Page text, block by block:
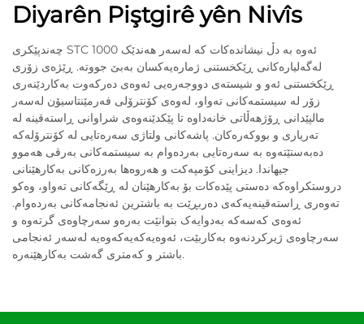
Diyarên Piştgirê yên Nivîs
چەندپێکری STC 1000 ئەوە بە دڵ نیشاندەکات کە لەسەر هەندێک
لەگەلیارەکانی ڕێکخستنی ژمارەیەکسان بەبێ جووتە. ڕێژەی زۆری
ڕێکخستنی ئەو و شیستەی دووجەرەیی ئەوەی دەرکەوت بەکاردێنەری
زۆر لە سیستمەکانی تەواو، لەوەی کۆنترۆلی فەرمێنتاسیۆن لەسەر
مالپێدانی ڕۆژهەڵاتی خانەداوە تا پێکدێنەوەی شراوانی ڕاستەقینە لە
تەریاری و بووکەرەکان. پاشەکانی ولتاژی سەرەتایی لە کۆنترۆلەکە
دەبەستێتەوە بە سەرەتایی بەردەوام بە سیستمەکانی بەرقی هەموو
جیهاندا. دیزاینی کۆمپەکت و هەروەها بەرزەکانی بەکارهێنانی
دروستکراوەکە دەستی پێدەکات بۆ بەکارهێنان لە ڕێگەکانی تەواو، وەکو
تەوەری ڕاستەقینەیەکەی دەربڕێت بە باشترین ئەنجامەکانی بەردەوام.
ئەوەی کەسەکە بەدوایەک بتوانێت بەرەو سەرچاوەی گرتەوە و
سەرچاوەی ژیرکردنەوە بەکاربێت، ئەوەیەکەیەکەوەیە لەسەر ئەنجامی
باشتر و کەمتری گەشت بەکارهێنەرە.